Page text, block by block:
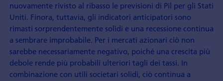
nuovamente rivisto al ribasso le previsioni di Pil per gli Stati
Uniti. Finora, tuttavia, gli indicatori anticipatori sono
rimasti sorprendentemente solidi e una recessione continua
a sembrare improbabile. Per i mercati azionari ciò non
sarebbe necessariamente negativo, poiché una crescita più
debole rende più probabili ulteriori tagli dei tassi. In
combinazione con utili societari solidi, ciò continua a